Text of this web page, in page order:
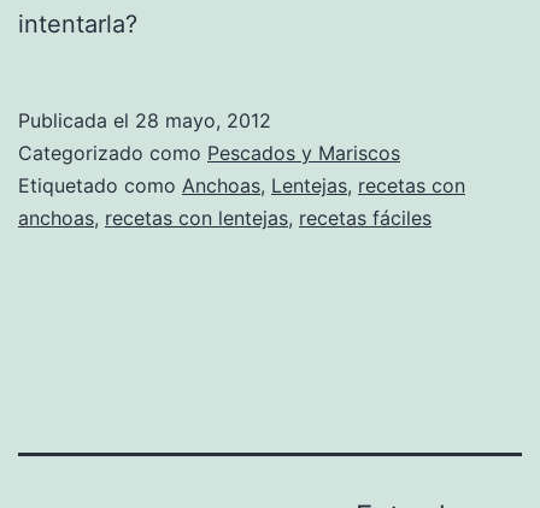
intentarla?
Publicada el 28 mayo, 2012
Categorizado como Pescados y Mariscos
Etiquetado como Anchoas, Lentejas, recetas con
anchoas, recetas con lentejas, recetas fáciles